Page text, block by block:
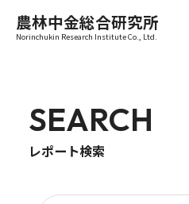
農林中金総合研究所
Norinchukin Research Institute Co., Ltd.
SEARCH
レポート検索